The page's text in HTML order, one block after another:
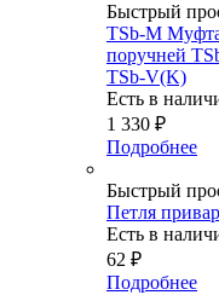
Быстрый
TSb-M
поручней
TSb-V(K)
Есть в
1 330 ₽
Подробнее
Быстрый
Петля
Есть в
62 ₽
Подробнее